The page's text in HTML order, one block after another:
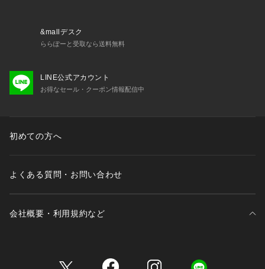
&mallデスク
ららぽーと受取なら送料無料
LINE公式アカウント
お得なセール・クーポン情報配信中
初めての方へ
よくある質問・お問い合わせ
会社概要・利用規約など